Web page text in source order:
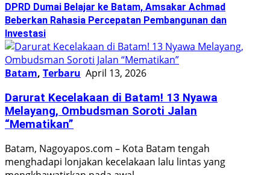
DPRD Dumai Belajar ke Batam, Amsakar Achmad
Beberkan Rahasia Percepatan Pembangunan dan
Investasi
Batam, Terbaru April 13, 2026
Darurat Kecelakaan di Batam! 13 Nyawa
Melayang, Ombudsman Soroti Jalan
“Mematikan”
Batam, Nagoyapos.com – Kota Batam tengah
menghadapi lonjakan kecelakaan lalu lintas yang